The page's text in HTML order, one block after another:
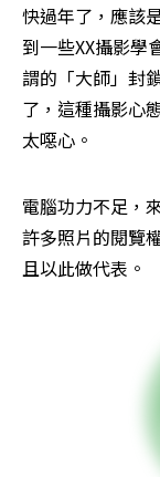
快過年了，應該
到一些XX攝影學
謂的「大師」封
了，這種攝影心
太噁心。
電腦功力不足，
許多照片的閱覽
且以此做代表。